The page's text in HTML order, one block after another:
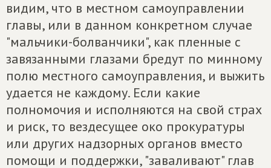
видим, что в местном самоуправлении
главы, или в данном конкретном случае
"мальчики-болванчики", как пленные с
завязанными глазами бредут по минному
полю местного самоуправления, и выжить
удается не каждому. Если какие
полномочия и исполняются на свой страх
и риск, то вездесущее око прокуратуры
или других надзорных органов вместо
помощи и поддержки, "заваливают" глав